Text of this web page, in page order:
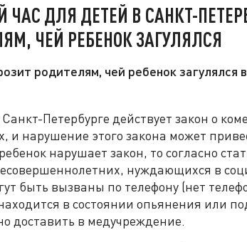
ДЛЯ ДЕТЕЙ В САНКТ-
ЧЕЙ РЕБЕНОК ЗАГУЛЯЛСЯ
родителям, чей ребенок загулялся
Петербурге действует закон о
и нарушение этого закона может
нарушает закон, то согласно
нуждающихся в
быть вызваны по телефону (нет
в состоянии опьянения или
доставить в медучреждение.